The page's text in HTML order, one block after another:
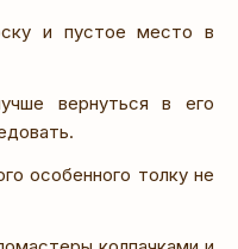
и пустое место в
вернуться в его
особенного толку не